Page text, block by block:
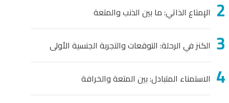
الإمتاع الذاتي: ما بين الذنب والمتعة
الكنز في الرحلة: التوقعات والتجربة الجنسية الأولى
الاستمناء المتبادل: بين المتعة والخرافة